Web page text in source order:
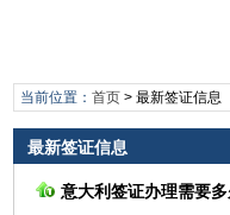
当前位置： 首页> 最新签证信息
最新签证信息
意大利签证办理需要多